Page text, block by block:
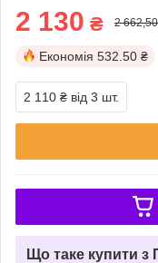
2 130 ₴ 2
Економія 532.50 ₴
2 110 ₴ від 3 шт.
Що таке купити з